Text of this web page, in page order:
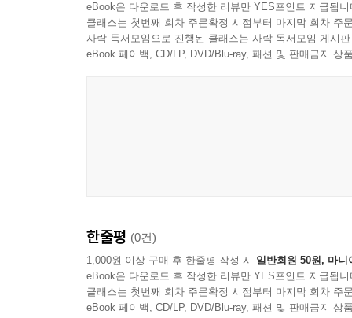
eBook은 다운로드 후 작성한 리뷰만 YES포인트 지급됩니
클래스는 첫번째 회차 주문확정 시점부터 마지막 회차 주
사락 독서모임으로 진행된 클래스는 사락 독서모임 게시
eBook 페이백, CD/LP, DVD/Blu-ray, 패션 및 판매금지 상
한줄평 (0건)
1,000원 이상 구매 후 한줄평 작성 시 일반회원 50원, 마니
eBook은 다운로드 후 작성한 리뷰만 YES포인트 지급됩니
클래스는 첫번째 회차 주문확정 시점부터 마지막 회차 주
eBook 페이백, CD/LP, DVD/Blu-ray, 패션 및 판매금지 상